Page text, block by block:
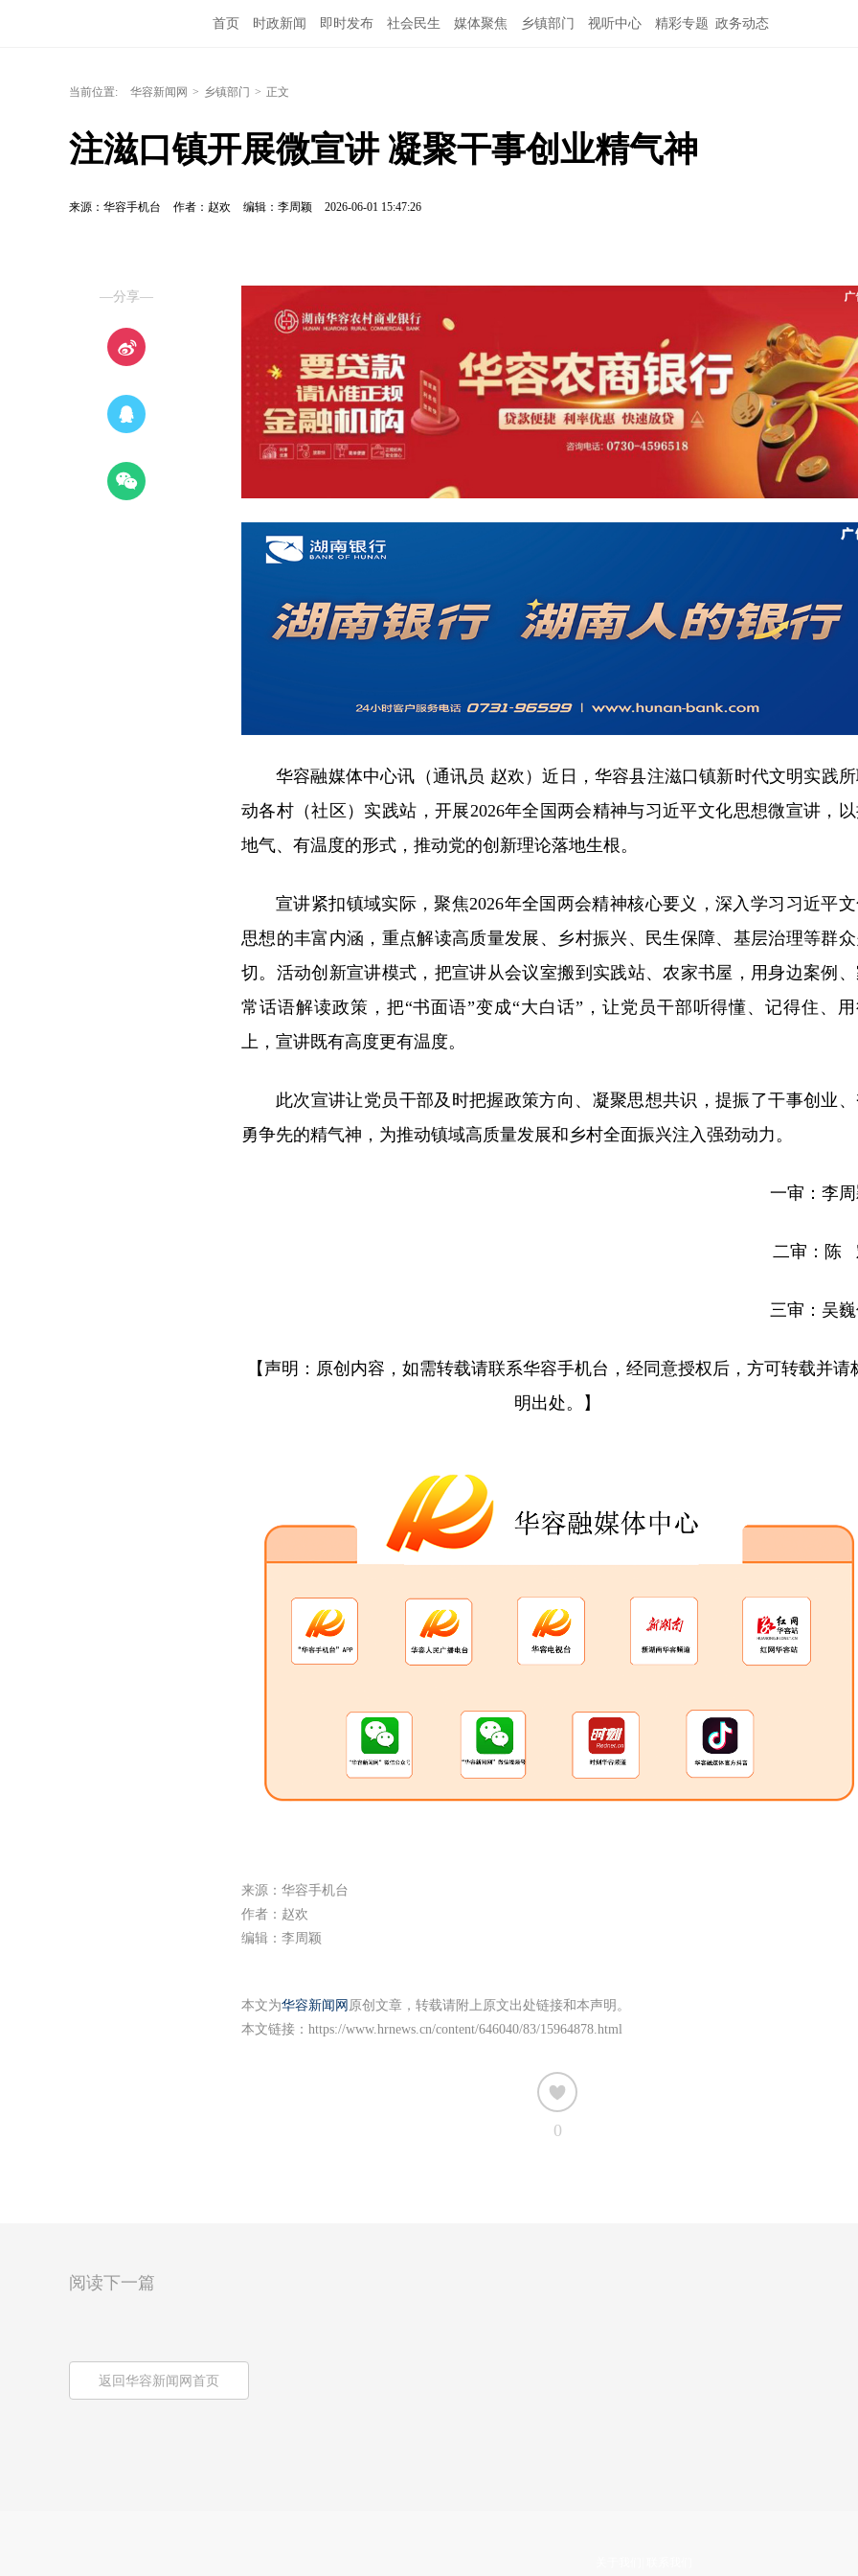
首页 时政新闻 即时发布 社会民生 媒体聚焦 乡镇部门 视听中心 精彩专题 政务动态
当前位置: 华容新闻网 > 乡镇部门 > 正文
注滋口镇开展微宣讲 凝聚干事创业精气神
来源：华容手机台 作者：赵欢 编辑：李周颖 2026-06-01 15:47:26
—分享—
华容融媒体中心讯 （通讯员 赵欢 ）近日，华容县注滋口镇新时代文明实践
动各村（社区）实践站，开展2026年全国两会精神与习近平文化思想微宣讲，
地气、有温度的形式，推动党的创新理论落地生根。
宣讲紧扣镇域实际，聚焦2026年全国两会精神核心要义，深入学习习近平
思想的丰富内涵，重点解读高质量发展、乡村振兴、民生保障、基层治理等群
切。活动创新宣讲模式，把宣讲从会议室搬到实践站、农家书屋，用身边案例
常话语解读政策，把“书面语”变成“大白话”，让党员干部听得懂、记得住、
上，宣讲既有高度更有温度。
此次宣讲让党员干部及时把握政策方向、凝聚思想共识，提振了干事创业
勇争先的精气神，为推动镇域高质量发展和乡村全面振兴注入强劲动力。
一审：李
二审：陈
三审：吴
【声明：原创内容，如需转载请联系华容手机台，经同意授权后，方可转载并请
明出处。】
来源：华容手机台
作者：赵欢
编辑：李周颖
本文为华容新闻网 原创文章，转载请附上原文出处链接和本声明。
本文链接： https://www.hrnews.cn/content/646040/83/15964878.html
0
阅读下一篇
返回华容新闻网首页